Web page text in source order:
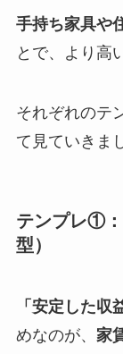
手持ち家具や
とで、より高
それぞれのテ
て見ていきま
テンプレ①
型）
「安定した収
めなのが、 家